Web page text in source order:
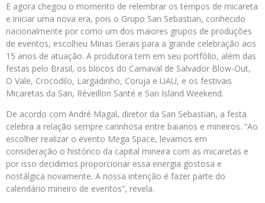
E agora chegou o momento de relembrar os tempos de micareta
e iniciar uma nova era, pois o Grupo San Sebastian, conhecido
nacionalmente por como um dos maiores grupos de produções
de eventos, escolheu Minas Gerais para a grande celebração aos
15 anos de atuação. A produtora tem em seu portfólio, além das
festas pelo Brasil, os blocos do Carnaval de Salvador Blow-Out,
O Vale, Crocodilo, Largadinho, Coruja e UAU, e os festivais
Micaretas da San, Réveillon Santé e San Island Weekend.
De acordo com André Magal, diretor da San Sebastian, a festa
celebra a relação sempre carinhosa entre baianos e mineiros. “Ao
escolher realizar o evento Mega Space, levamos em
consideração o histórico da capital mineira com as micaretas e
por isso decidimos proporcionar essa energia gostosa e
nostálgica novamente. A nossa intenção é fazer parte do
calendário mineiro de eventos”, revela.